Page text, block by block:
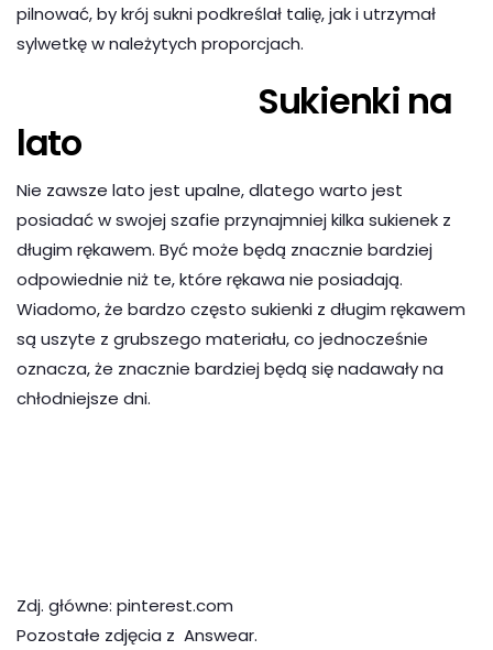
pilnować, by krój sukni podkreślał talię, jak i utrzymał
sylwetkę w należytych proporcjach.
Sukienki na
lato
Nie zawsze lato jest upalne, dlatego warto jest
posiadać w swojej szafie przynajmniej kilka sukienek z
długim rękawem. Być może będą znacznie bardziej
odpowiednie niż te, które rękawa nie posiadają.
Wiadomo, że bardzo często sukienki z długim rękawem
są uszyte z grubszego materiału, co jednocześnie
oznacza, że znacznie bardziej będą się nadawały na
chłodniejsze dni.
Zdj. główne: pinterest.com
Pozostałe zdjęcia z Answear.